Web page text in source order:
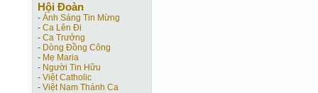
Hội Ðoàn
- Ánh Sáng Tin Mừng
- Ca Lên Đi
- Ca Trưởng
- Dòng Đồng Công
- Mẹ Maria
- Người Tin Hữu
- Việt Catholic
- Việt Nam Thánh Ca